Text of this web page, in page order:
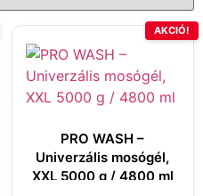
AKCIÓ!
PRO WASH –
Univerzális mosógél,
XXL 5000 g / 4800 ml